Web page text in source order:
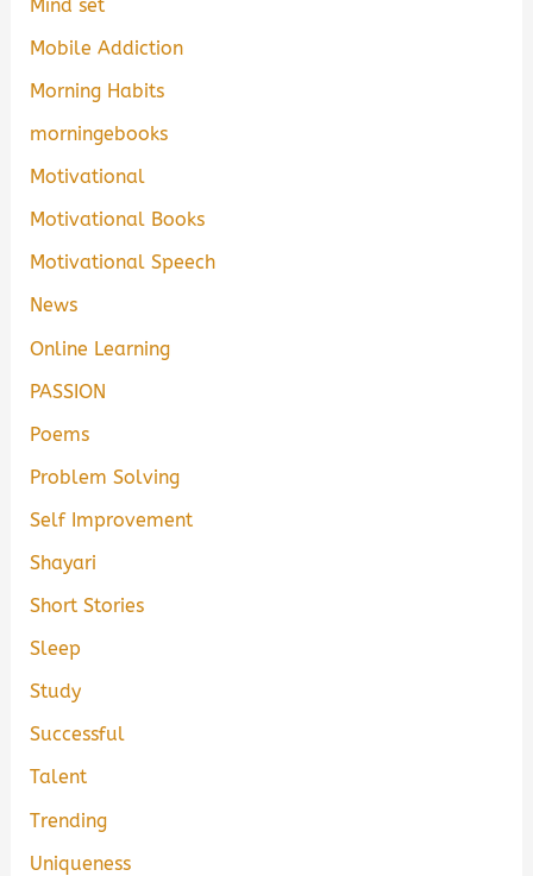
Mind set
Mobile Addiction
Morning Habits
morningebooks
Motivational
Motivational Books
Motivational Speech
News
Online Learning
PASSION
Poems
Problem Solving
Self Improvement
Shayari
Short Stories
Sleep
Study
Successful
Talent
Trending
Uniqueness